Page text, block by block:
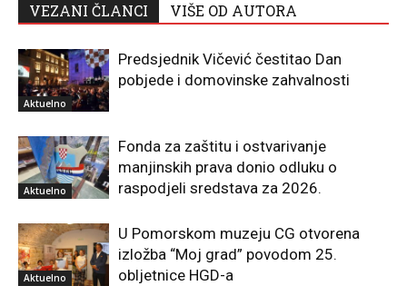
VEZANI ČLANCI VIŠE OD AUTORA
Aktuelno
Predsjednik Vičević čestitao Dan
pobjede i domovinske zahvalnosti
Aktuelno
Fonda za zaštitu i ostvarivanje
manjinskih prava donio odluku o
raspodjeli sredstava za 2026.
Aktuelno
U Pomorskom muzeju CG otvorena
izložba “Moj grad” povodom 25.
obljetnice HGD-a